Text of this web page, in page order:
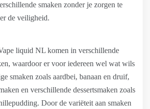
smaken zonder je zorgen te
de veiligheid.
liquid NL komen in verschillende
waardoor er voor iedereen wel wat wils
smaken zoals aardbei, banaan en druif,
en verschillende dessertsmaken zoals
Door de variëteit aan smaken